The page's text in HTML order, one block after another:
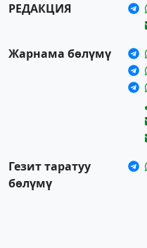
РЕДАКЦИЯ
Жарнама бөлүмү
Гезит таратуу
бөлүмү